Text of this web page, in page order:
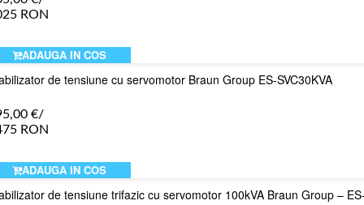
RON
ADAUGA IN COS
de tensiune cu servomotor Braun Group ES-SVC30KVA
€/
RON
ADAUGA IN COS
de tensiune trifazic cu servomotor 100kVA Braun Group –